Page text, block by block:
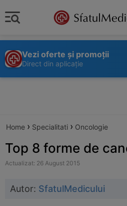
Vezi oferte și promoții
Direct din aplicație
Home › Specialitati › Oncologie
Top 8 forme de
Actualizat: 26 August 2015
Autor: SfatulMedicului